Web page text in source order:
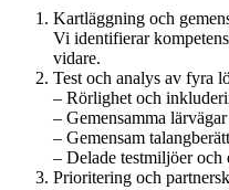
Kartläggning och
Vi identifierar
vidare.
Test och analys av fyra
– Rörlighet och
– Gemensamma lärvägar
– Gemensam
– Delade testmiljöer och
Prioritering och